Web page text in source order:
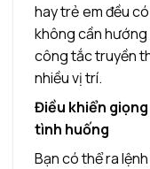
hay trẻ em đều
không cần hướng
công tắc truyền
nhiều vị trí.
Điều khiển
tình huống
Bạn có thể ra